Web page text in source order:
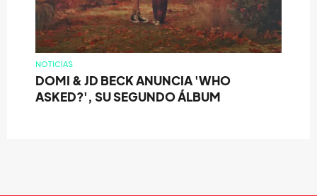
NOTICIAS
DOMI & JD BECK ANUNCIA 'WHO
ASKED?', SU SEGUNDO ÁLBUM